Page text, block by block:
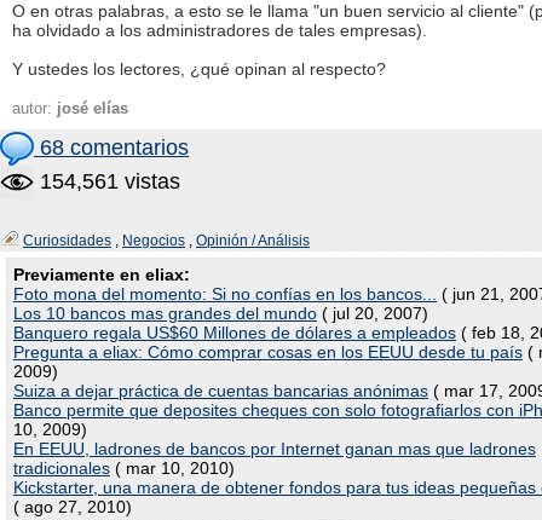
O en otras palabras, a esto se le llama "un buen servicio al cliente"
ha olvidado a los administradores de tales empresas).
Y ustedes los lectores, ¿qué opinan al respecto?
autor: josé elías
68 comentarios
154,561 vistas
Curiosidades , Negocios , Opinión / Análisis
Previamente en eliax:
Foto mona del momento: Si no confías en los bancos...
( jun 21,
Los 10 bancos mas grandes del mundo ( jul 20, 2007)
Banquero regala US$60 Millones de dólares a empleados ( feb 18,
Pregunta a eliax: Cómo comprar cosas en los EEUU desde tu país (
2009)
Suiza a dejar práctica de cuentas bancarias anónimas ( mar 17,
Banco permite que deposites cheques con solo fotografiarlos con
10, 2009)
En EEUU, ladrones de bancos por Internet ganan mas que ladrones
tradicionales ( mar 10, 2010)
Kickstarter, una manera de obtener fondos para tus ideas pequeñas
( ago 27, 2010)